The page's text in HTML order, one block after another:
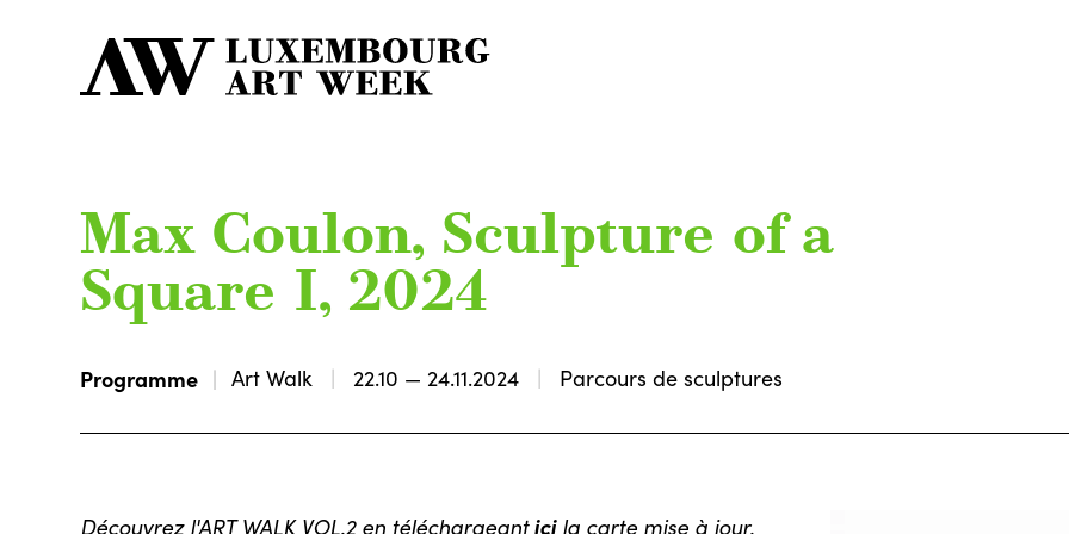
Max Coulon, Sculpture of a
Square I, 2024
Programme Art Walk 22.10 — 24.11.2024 Parcours de sculptures
Découvrez l'ART WALK VOL.2 en téléchargeanticila carte mise à jour.